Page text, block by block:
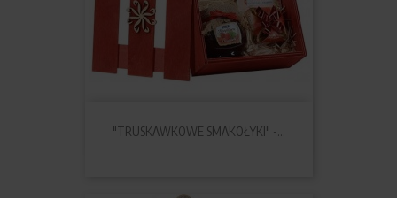
"TRUSKAWKOWE SMAKOŁYKI" -...